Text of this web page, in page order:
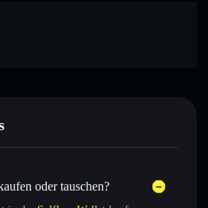
oder tauschen?